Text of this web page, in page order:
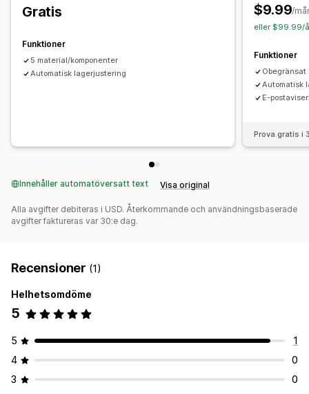
Gratis
Funktioner
5 material/komponenter
Automatisk lagerjustering
$9.99/
eller $99.99/
Funktioner
Obegränsat
Automatisk
E-
Prova gratis i
Innehåller automatöversatt text Visa original
Alla avgifter debiteras i USD. Återkommande och användningsbaserade
avgifter faktureras var 30:e dag.
Recensioner (1)
Helhetsomdöme
5
5
1
4
0
3
0